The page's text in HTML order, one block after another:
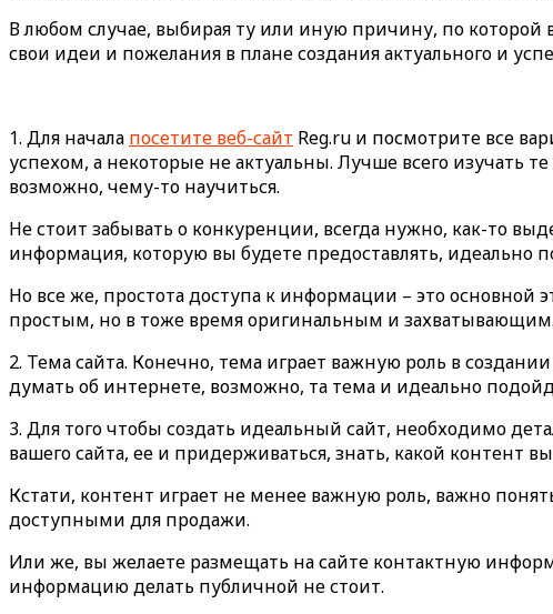
В любом случае, выбирая ту или иную причину, по которой
свои идеи и пожелания в плане создания актуального и
1. Для начала посетите веб-сайт Reg.ru и посмотрите все
успехом, а некоторые не актуальны. Лучше всего изучать
возможно, чему-то научиться.
Не стоит забывать о конкуренции, всегда нужно, как-то
информация, которую вы будете предоставлять, идеально
Но все же, простота доступа к информации – это основной
простым, но в тоже время оригинальным и захватывающим.
2. Тема сайта. Конечно, тема играет важную роль в
думать об интернете, возможно, та тема и идеально
3. Для того чтобы создать идеальный сайт, необходимо
вашего сайта, ее и придерживаться, знать, какой контент
Кстати, контент играет не менее важную роль, важно
доступными для продажи.
Или же, вы желаете размещать на сайте контактную
информацию делать публичной не стоит.